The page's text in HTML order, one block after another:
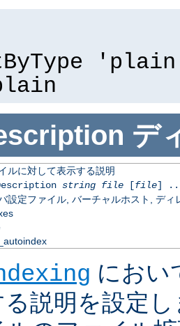
デ
ルに対して表示する説明
string file[file]
設定ファイル, バーチャルホスト, ディ
におい
る説明を設定